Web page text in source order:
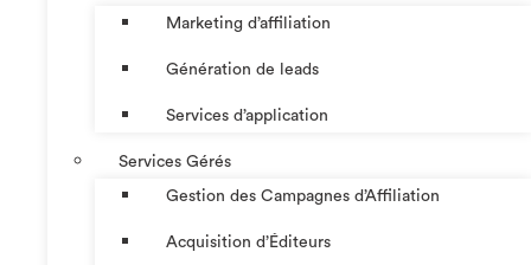
Marketing d’affiliation
Génération de leads
Services d’application
Services Gérés
Gestion des Campagnes d’Affiliation​
Acquisition d’Éditeurs